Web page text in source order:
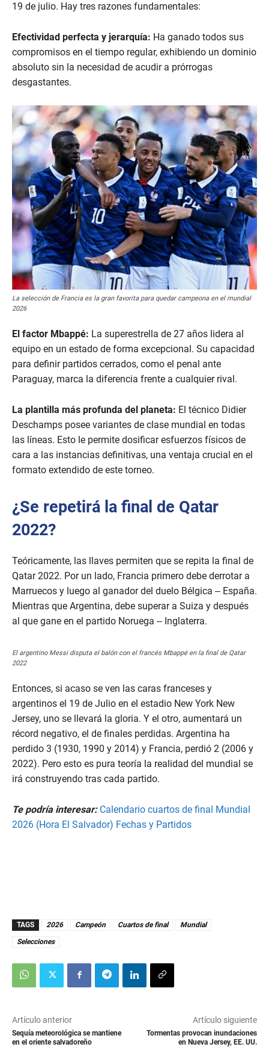
19 de julio. Hay tres razones fundamentales:
Efectividad perfecta y jerarquía: Ha ganado todos sus
compromisos en el tiempo regular, exhibiendo un dominio
absoluto sin la necesidad de acudir a prórrogas
desgastantes.
La selección de Francia es la gran favorita para quedar campeona en el mundial
2026
El factor Mbappé: La superestrella de 27 años lidera al
equipo en un estado de forma excepcional. Su capacidad
para definir partidos cerrados, como el penal ante
Paraguay, marca la diferencia frente a cualquier rival.
La plantilla más profunda del planeta: El técnico Didier
Deschamps posee variantes de clase mundial en todas
las líneas. Esto le permite dosificar esfuerzos físicos de
cara a las instancias definitivas, una ventaja crucial en el
formato extendido de este torneo.
¿Se repetirá la final de Qatar
2022?
Teóricamente, las llaves permiten que se repita la final de
Qatar 2022. Por un lado, Francia primero debe derrotar a
Marruecos y luego al ganador del duelo Bélgica – España.
Mientras que Argentina, debe superar a Suiza y después
al que gane en el partido Noruega – Inglaterra.
El argentino Messi disputa el balón con el francés Mbappé en la final de Qatar
2022
Entonces, si acaso se ven las caras franceses y
argentinos el 19 de Julio en el estadio New York New
Jersey, uno se llevará la gloria. Y el otro, aumentará un
récord negativo, el de finales perdidas. Argentina ha
perdido 3 (1930, 1990 y 2014) y Francia, perdió 2 (2006 y
2022). Pero esto es pura teoría la realidad del mundial se
irá construyendo tras cada partido.
Te podría interesar: Calendario cuartos de final Mundial
2026 (Hora El Salvador) Fechas y Partidos
TAGS 2026 Campeón Cuartos de final
Mundial
Selecciones
Artículo anterior
Sequía meteorológica se mantiene
en el oriente salvadoreño
Artículo siguiente
Tormentas provocan inundaciones
en Nueva Jersey, EE. UU.